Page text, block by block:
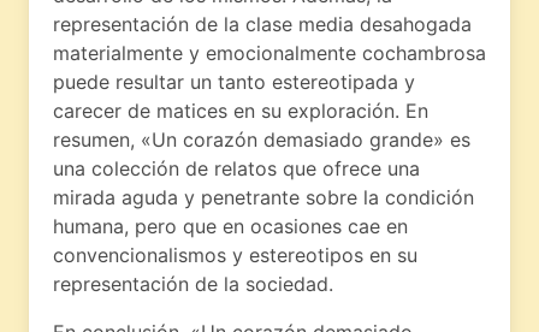
representación de la clase media desahogada
materialmente y emocionalmente cochambrosa
puede resultar un tanto estereotipada y
carecer de matices en su exploración. En
resumen, «Un corazón demasiado grande» es
una colección de relatos que ofrece una
mirada aguda y penetrante sobre la condición
humana, pero que en ocasiones cae en
convencionalismos y estereotipos en su
representación de la sociedad.